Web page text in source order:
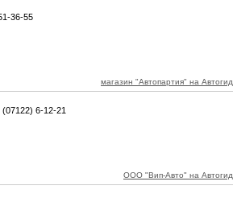
36-55
магазин "Автопартия" на Автогид
6-12-21
ООО "Вип-Авто" на Автогид